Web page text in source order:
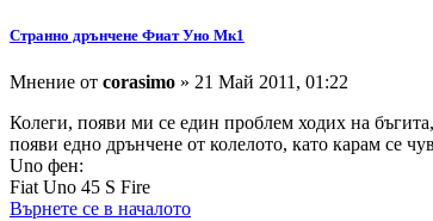
Странно дрънчене Фиат Уно Мк1
Мнение от corasimo » 21 Май 2011, 01:22
Колеги, появи ми се един проблем ходих на
появи едно дрънчене от колелото, като карам се
Uno фен:
Fiat Uno 45 S Fire
Върнете се в началото